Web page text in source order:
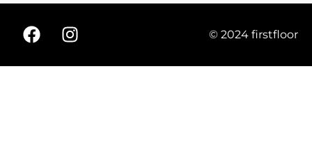
© 2024 firstfloor